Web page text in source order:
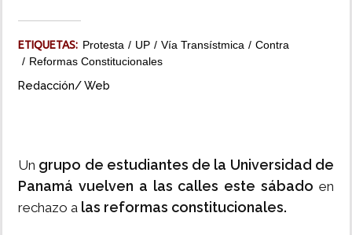
ETIQUETAS: Protesta UP Vía Transístmica
Contra
Reformas Constitucionales
Redacción/ Web
Un grupo de estudiantes de la Universidad de
Panamá vuelven a las calles este sábado en
rechazo a las reformas constitucionales.